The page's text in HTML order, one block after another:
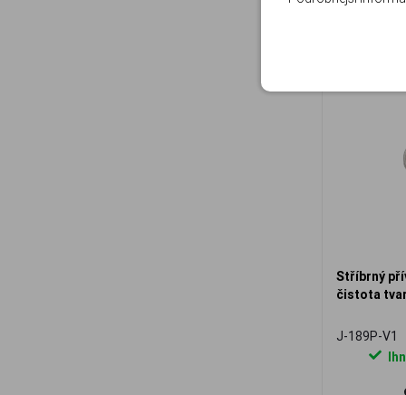
Stříbrný
čistota
J-189P-V1